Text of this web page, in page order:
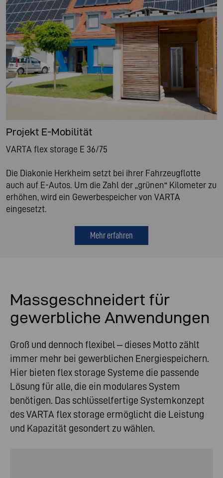
Projekt E-Mobilität
VARTA flex storage E 36/75
Die Diakonie Herkheim setzt bei ihrer Fahrzeugflotte
auch auf E-Autos. Um die Zahl der „grünen“ Kilometer zu
erhöhen, wird ein Gewerbespeicher von VARTA
eingesetzt.
Mehr erfahren
Massgeschneidert für
gewerbliche Anwendungen
Groß und dennoch flexibel – dieses Motto zählt
immer mehr bei gewerblichen Energiespeichern.
Hier bieten flex storage Systeme die passende
Lösung für alle, die ein modulares System
benötigen. Das schlüsselfertige Systemkonzept
des VARTA flex storage ermöglicht die Leistung
und Kapazität gesondert zu wählen.